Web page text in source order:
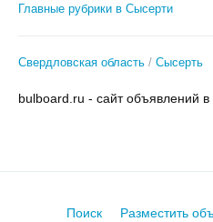
Главные рубрики в Сысерти
Свердловская область Сысерть
bulboard.ru - сайт объявлений
Поиск Разместить